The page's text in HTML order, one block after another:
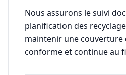
Nous assurons le suivi
planification des
maintenir une couverture
conforme et continue au